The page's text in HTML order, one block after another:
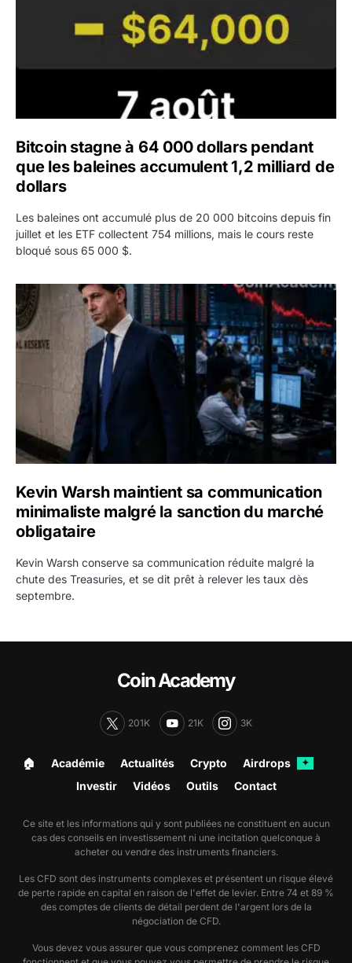
Bitcoin stagne à 64 000 dollars pendant
que les baleines accumulent 1,2 milliard de
dollars
Les baleines ont accumulé plus de 20 000 bitcoins depuis fin
juillet et les ETF collectent 754 millions, mais le cours reste
bloqué sous 65 000 $.
Kevin Warsh maintient sa communication minimaliste
Kevin Warsh maintient sa communication
minimaliste malgré la sanction du marché
obligataire
Kevin Warsh conserve sa communication réduite malgré la
chute des Treasuries, et se dit prêt à relever les taux dès
septembre.
Coin Academy
201K 21K 3K
🏠︎ Académie Actualités Crypto Airdrops ✦
Investir Vidéos Outils Contact
Ce site et les informations qui y sont publiées ne constituent en aucun
cas des conseils en investissement ni une incitation quelconque à
acheter ou vendre des instruments financiers.
Les CFD sont des instruments complexes et présentent un risque élevé
de perte rapide en capital en raison de l'effet de levier. Entre 74 et 89 %
des comptes de clients de détail perdent de l'argent lors de la
négociation de CFD.
Vous devez vous assurer que vous comprenez comment les CFD